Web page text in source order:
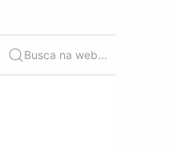
Busca na web...